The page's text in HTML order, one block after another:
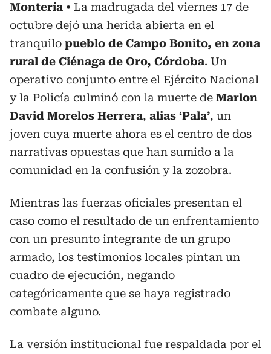
Montería
La madrugada del viernes 17 de
octubre dejó una herida abierta en el
tranquilo pueblo de Campo Bonito, en zona
rural de Ciénaga de Oro, Córdoba. Un
operativo conjunto entre el Ejército Nacional
y la Policía culminó con la muerte de Marlon
David Morelos Herrera, alias ‘Pala’, un
joven cuya muerte ahora es el centro de dos
narrativas opuestas que han sumido a la
comunidad en la confusión y la zozobra.
Mientras las fuerzas oficiales presentan el
caso como el resultado de un enfrentamiento
con un presunto integrante de un grupo
armado, los testimonios locales pintan un
cuadro de ejecución, negando
categóricamente que se haya registrado
combate alguno.
La versión institucional fue respaldada por el